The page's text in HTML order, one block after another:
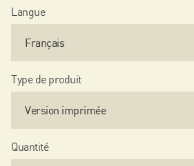
Langue
Type de produit
Quantité